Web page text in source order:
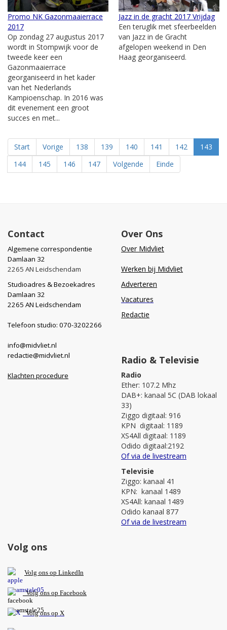
Promo NK Gazonmaaierrace
2017
Op zondag 27 augustus 2017
wordt in Stompwijk voor de
tweede keer een
Gazonmaaierrace
georganiseerd in het kader
van het Nederlands
Kampioenschap. In 2016 was
dit evenement een groot
succes en met...
Jazz in de gracht 2017 Vrijdag
Een teruglik met sfeerbeelden
van Jazz in de Gracht
afgelopen weekend in Den
Haag georganiseerd.
Start Vorige 138 139 140 141 142
143
144
145 146 147 Volgende Einde
Contact
Algemene correspondentie
Damlaan 32
2265 AN Leidschendam
Studioadres & Bezoekadres
Damlaan 32
2265 AN Leidschendam
Telefoon studio: 070-3202266
info@midvliet.nl
redactie@midvliet.nl
Klachten procedure
Over Ons
Over Midvliet
Werken bij Midvliet
Adverteren
Vacatures
Redactie
Radio & Televisie
Radio
Ether: 107.2 Mhz
DAB+: kanaal 5C (DAB lokaal
33)
Ziggo digitaal: 916
KPN digitaal: 1189
XS4All digitaal: 1189
Odido digitaal:2192
Of via de livestream
Televisie
Ziggo: kanaal 41
KPN: kanaal 1489
XS4All: kanaal 1489
Odido kanaal 877
Of via de livestream
Volg ons
Volg ons op LinkedIn
Volg ons op Facebook
Volg ons op X